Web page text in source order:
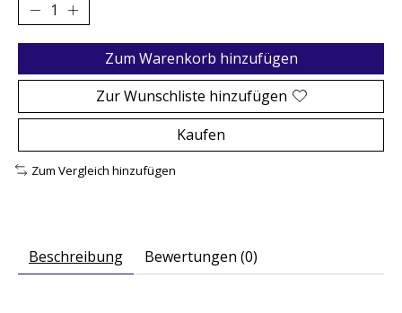
Zum Warenkorb hinzufügen
Zur Wunschliste hinzufügen
Kaufen
Zum Vergleich hinzufügen
Beschreibung Bewertungen (0)